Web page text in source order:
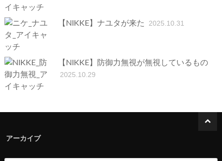
【NIKKE】ナユタが来た 2025.10.31
【NIKKE】防御力無視が無視しているもの
2025.10.29
アーカイブ